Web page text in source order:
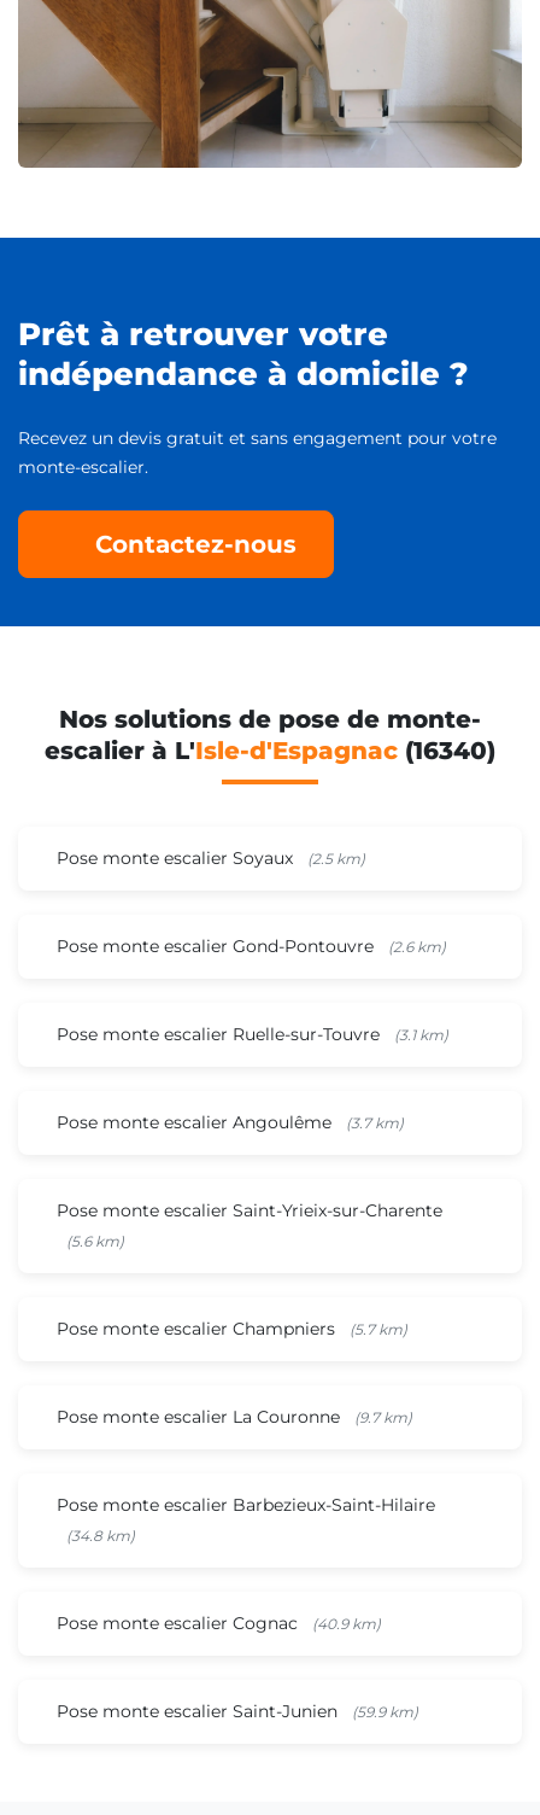
Prêt à retrouver votre
indépendance à domicile ?
Recevez un devis gratuit et sans engagement pour votre
monte-escalier.
Contactez-nous
Nos solutions de pose de monte-
escalier à L'Isle-d'Espagnac (16340)
Pose monte escalier Soyaux (2.5 km)
Pose monte escalier Gond-Pontouvre (2.6 km)
Pose monte escalier Ruelle-sur-Touvre (3.1 km)
Pose monte escalier Angoulême (3.7 km)
Pose monte escalier Saint-Yrieix-sur-Charente
(5.6 km)
Pose monte escalier Champniers (5.7 km)
Pose monte escalier La Couronne (9.7 km)
Pose monte escalier Barbezieux-Saint-Hilaire
(34.8 km)
Pose monte escalier Cognac (40.9 km)
Pose monte escalier Saint-Junien (59.9 km)